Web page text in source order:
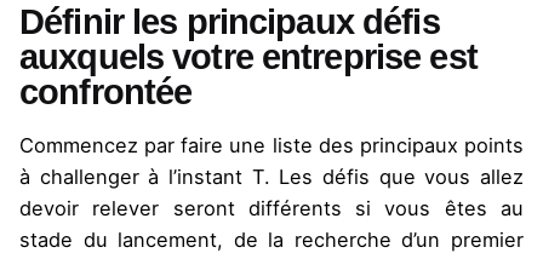
Définir les principaux défis
auxquels votre entreprise est
confrontée
Commencez par faire une liste des principaux points
à challenger à l’instant T. Les défis que vous allez
devoir relever seront différents si vous êtes au
stade du lancement, de la recherche d’un premier